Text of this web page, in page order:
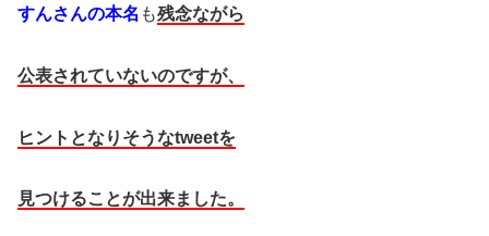
すんさんの本名 も残念ながら
公表されていないのですが、
ヒントとなりそうなtweetを
見つけることが出来ました。